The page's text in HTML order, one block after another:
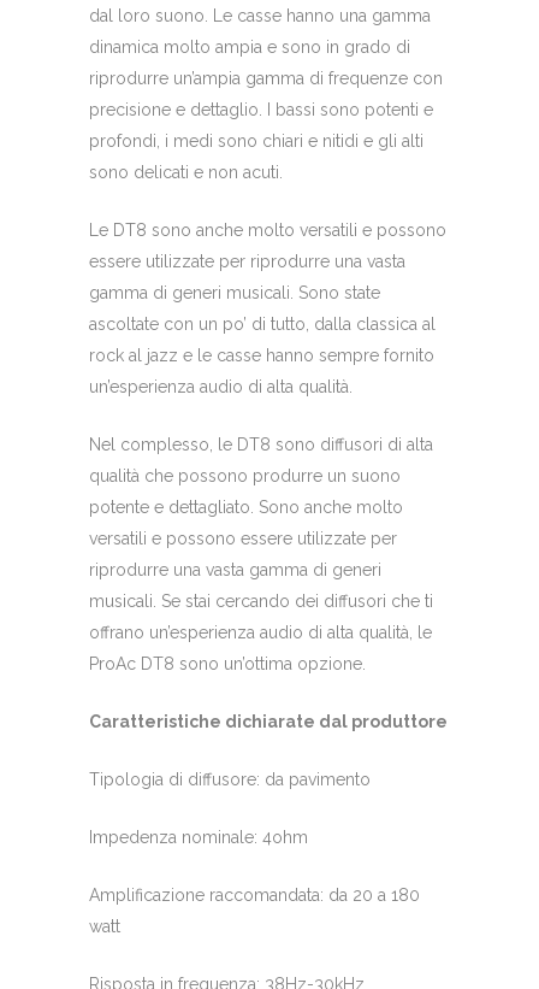
dal loro suono. Le casse hanno una gamma
dinamica molto ampia e sono in grado di
riprodurre un’ampia gamma di frequenze con
precisione e dettaglio. I bassi sono potenti e
profondi, i medi sono chiari e nitidi e gli alti
sono delicati e non acuti.
Le DT8 sono anche molto versatili e possono
essere utilizzate per riprodurre una vasta
gamma di generi musicali. Sono state
ascoltate con un po’ di tutto, dalla classica al
rock al jazz e le casse hanno sempre fornito
un’esperienza audio di alta qualità.
Nel complesso, le DT8 sono diffusori di alta
qualità che possono produrre un suono
potente e dettagliato. Sono anche molto
versatili e possono essere utilizzate per
riprodurre una vasta gamma di generi
musicali. Se stai cercando dei diffusori che ti
offrano un’esperienza audio di alta qualità, le
ProAc DT8 sono un’ottima opzione.
Caratteristiche dichiarate dal produttore
Tipologia di diffusore: da pavimento
Impedenza nominale: 4ohm
Amplificazione raccomandata: da 20 a 180
watt
Risposta in frequenza: 38Hz-30kHz